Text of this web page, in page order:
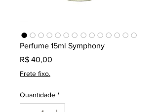
Perfume 15ml Symphony
R$ 40,00
Frete fixo.
Quantidade *